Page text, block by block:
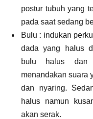
postur tubuh yang
pada saat sedang
Bulu : indukan
dada yang halus
bulu halus dan
menandakan suara
dan nyaring.
halus namun
akan serak.